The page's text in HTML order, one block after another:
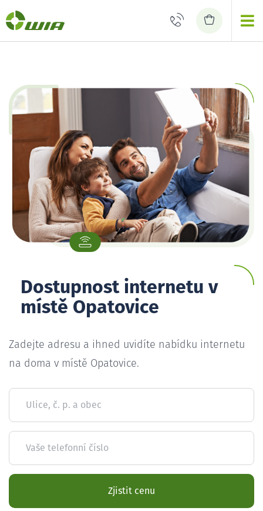
Dostupnost internetu v
místě Opatovice
Zadejte adresu a ihned uvidíte nabídku internetu
na doma v místě Opatovice.
Ulice, č. p. a obec
Vaše telefonní číslo
Zjistit cenu